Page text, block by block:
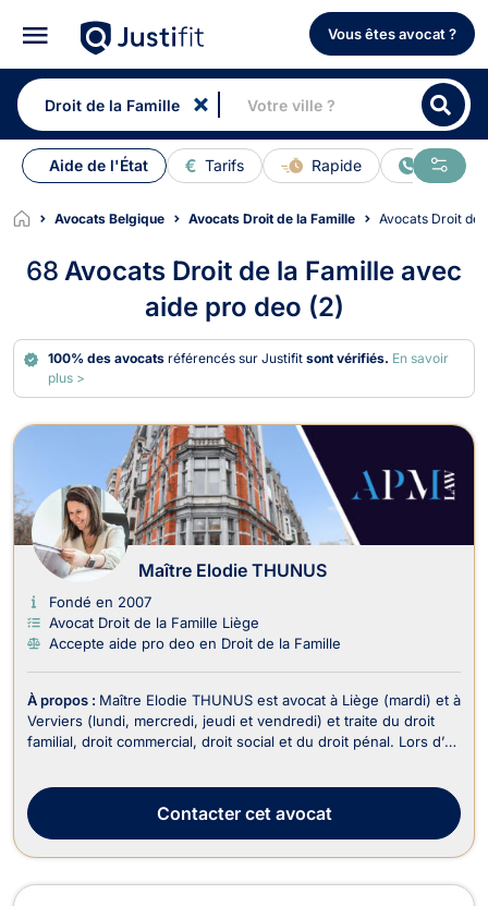
Vous êtes avocat ?
Aide de l'État Tarifs Rapide En ligne
Avocats Belgique Avocats Droit de la Famille Avocats Droit
68 Avocats Droit de la Famille avec
aide pro deo (2)
100% des avocats référencés sur Justifitsont vérifiés. En savoir
plus >
Avocats en Droit de la Famille
Maître Elodie THUNUS
Fondé en 2007
Avocat Droit de la Famille Liège
Accepte aide pro deo en Droit de la Famille
À propos : Maître Elodie THUNUS est avocat à Liège (mardi) et à
Verviers (lundi, mercredi, jeudi et vendredi) et traite du droit
familial, droit commercial, droit social et du droit pénal. Lors d’un
découlent telles ...
Contactercet avocat